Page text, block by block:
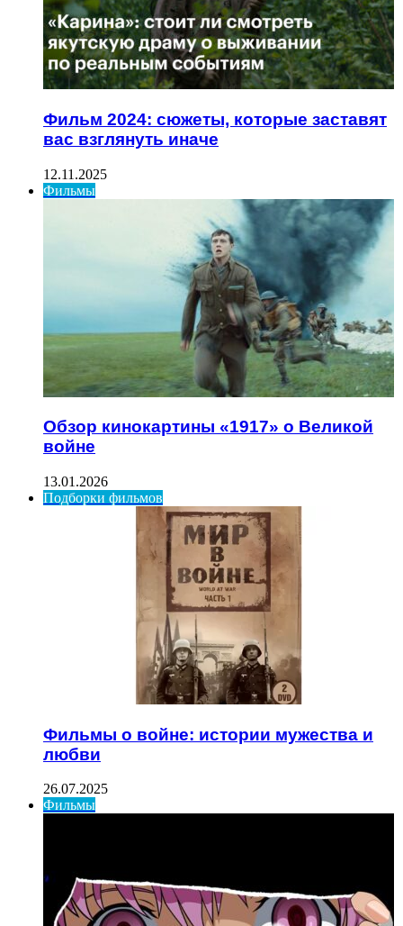
Фильм 2024: сюжеты, которые заставят
вас взглянуть иначе
12.11.2025
Фильмы
Обзор кинокартины «1917» о Великой
войне
13.01.2026
Подборки фильмов
Фильмы о войне: истории мужества и
любви
26.07.2025
Фильмы